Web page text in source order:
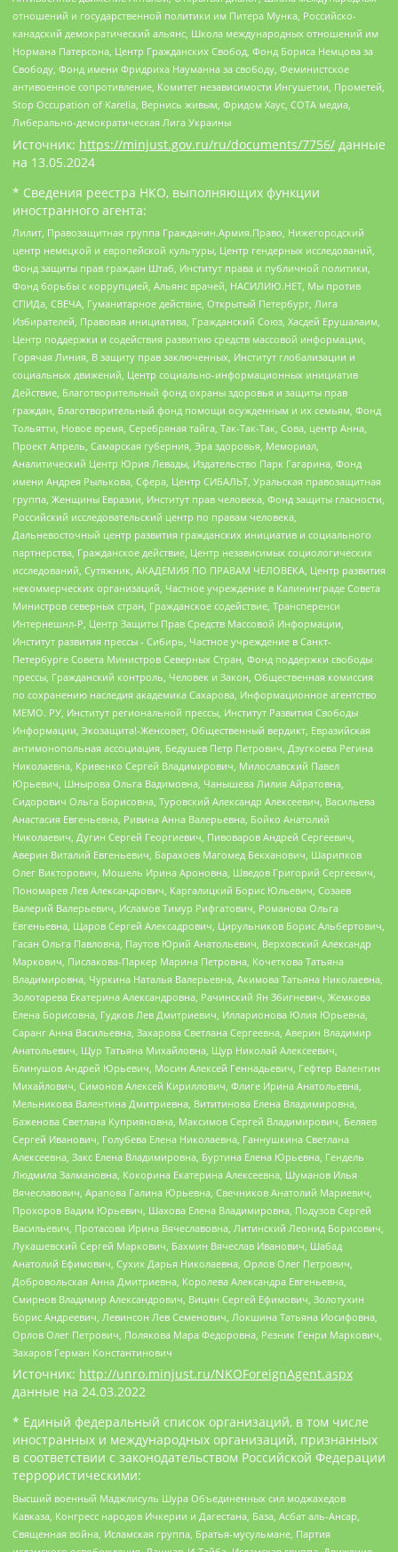
отношений и государственной политики им Питера Мунка, Российско-
канадский демократический альянс, Школа международных отношений им
Нормана Патерсона, Центр Гражданских Свобод, Фонд Бориса Немцова за
Свободу, Фонд имени Фридриха Науманна за свободу, Феминистское
антивоенное сопротивление, Комитет независимости Ингушетии, Прометей,
Stop Occupation of Karelia, Вернись живым, Фридом Хаус, СОТА медиа,
Либерально-демократическая Лига Украины
Источник: https://minjust.gov.ru/ru/documents/7756/ данные
на 13.05.2024
* Сведения реестра НКО, выполняющих функции
иностранного агента:
Лилит, Правозащитная группа Гражданин.Армия.Право, Нижегородский
центр немецкой и европейской культуры, Центр гендерных исследований,
Фонд защиты прав граждан Штаб, Институт права и публичной политики,
Фонд борьбы с коррупцией, Альянс врачей, НАСИЛИЮ.НЕТ, Мы против
СПИДа, СВЕЧА, Гуманитарное действие, Открытый Петербург, Лига
Избирателей, Правовая инициатива, Гражданский Союз, Хасдей Ерушалаим,
Центр поддержки и содействия развитию средств массовой информации,
Горячая Линия, В защиту прав заключенных, Институт глобализации и
социальных движений, Центр социально-информационных инициатив
Действие, Благотворительный фонд охраны здоровья и защиты прав
граждан, Благотворительный фонд помощи осужденным и их семьям, Фонд
Тольятти, Новое время, Серебряная тайга, Так-Так-Так, Сова, центр Анна,
Проект Апрель, Самарская губерния, Эра здоровья, Мемориал,
Аналитический Центр Юрия Левады, Издательство Парк Гагарина, Фонд
имени Андрея Рылькова, Сфера, Центр СИБАЛЬТ, Уральская правозащитная
группа, Женщины Евразии, Институт прав человека, Фонд защиты гласности,
Российский исследовательский центр по правам человека,
Дальневосточный центр развития гражданских инициатив и социального
партнерства, Гражданское действие, Центр независимых социологических
исследований, Сутяжник, АКАДЕМИЯ ПО ПРАВАМ ЧЕЛОВЕКА, Центр развития
некоммерческих организаций, Частное учреждение в Калининграде Совета
Министров северных стран, Гражданское содействие, Трансперенси
Интернешнл-Р, Центр Защиты Прав Средств Массовой Информации,
Институт развития прессы - Сибирь, Частное учреждение в Санкт-
Петербурге Совета Министров Северных Стран, Фонд поддержки свободы
прессы, Гражданский контроль, Человек и Закон, Общественная комиссия
по сохранению наследия академика Сахарова, Информационное агентство
МЕМО. РУ, Институт региональной прессы, Институт Развития Свободы
Информации, Экозащита!-Женсовет, Общественный вердикт, Евразийская
антимонопольная ассоциация, Бедушев Петр Петрович, Дзугкоева Регина
Николаевна, Кривенко Сергей Владимирович, Милославский Павел
Юрьевич, Шнырова Ольга Вадимовна, Чанышева Лилия Айратовна,
Сидорович Ольга Борисовна, Туровский Александр Алексеевич, Васильева
Анастасия Евгеньевна, Ривина Анна Валерьевна, Бойко Анатолий
Николаевич, Дугин Сергей Георгиевич, Пивоваров Андрей Сергеевич,
Аверин Виталий Евгеньевич, Барахоев Магомед Бекханович, Шарипков
Олег Викторович, Мошель Ирина Ароновна, Шведов Григорий Сергеевич,
Пономарев Лев Александрович, Каргалицкий Борис Юльевич, Созаев
Валерий Валерьевич, Исламов Тимур Рифгатович, Романова Ольга
Евгеньевна, Щаров Сергей Алексадрович, Цирульников Борис Альбертович,
Гасан Ольга Павловна, Паутов Юрий Анатольевич, Верховский Александр
Маркович, Пислакова-Паркер Марина Петровна, Кочеткова Татьяна
Владимировна, Чуркина Наталья Валерьевна, Акимова Татьяна Николаевна,
Золотарева Екатерина Александровна, Рачинский Ян Збигневич, Жемкова
Елена Борисовна, Гудков Лев Дмитриевич, Илларионова Юлия Юрьевна,
Саранг Анна Васильевна, Захарова Светлана Сергеевна, Аверин Владимир
Анатольевич, Щур Татьяна Михайловна, Щур Николай Алексеевич,
Блинушов Андрей Юрьевич, Мосин Алексей Геннадьевич, Гефтер Валентин
Михайлович, Симонов Алексей Кириллович, Флиге Ирина Анатольевна,
Мельникова Валентина Дмитриевна, Вититинова Елена Владимировна,
Баженова Светлана Куприяновна, Максимов Сергей Владимирович, Беляев
Сергей Иванович, Голубева Елена Николаевна, Ганнушкина Светлана
Алексеевна, Закс Елена Владимировна, Буртина Елена Юрьевна, Гендель
Людмила Залмановна, Кокорина Екатерина Алексеевна, Шуманов Илья
Вячеславович, Арапова Галина Юрьевна, Свечников Анатолий Мариевич,
Прохоров Вадим Юрьевич, Шахова Елена Владимировна, Подузов Сергей
Васильевич, Протасова Ирина Вячеславовна, Литинский Леонид Борисович,
Лукашевский Сергей Маркович, Бахмин Вячеслав Иванович, Шабад
Анатолий Ефимович, Сухих Дарья Николаевна, Орлов Олег Петрович,
Добровольская Анна Дмитриевна, Королева Александра Евгеньевна,
Смирнов Владимир Александрович, Вицин Сергей Ефимович, Золотухин
Борис Андреевич, Левинсон Лев Семенович, Локшина Татьяна Иосифовна,
Орлов Олег Петрович, Полякова Мара Федоровна, Резник Генри Маркович,
Захаров Герман Константинович
Источник: http://unro.minjust.ru/NKOForeignAgent.aspx
данные на 24.03.2022
* Единый федеральный список организаций, в том числе
иностранных и международных организаций, признанных
в соответствии с законодательством Российской Федерации
террористическими:
Высший военный Маджлисуль Шура Объединенных сил моджахедов
Кавказа, Конгресс народов Ичкерии и Дагестана, База, Асбат аль-Ансар,
Священная война, Исламская группа, Братья-мусульмане, Партия